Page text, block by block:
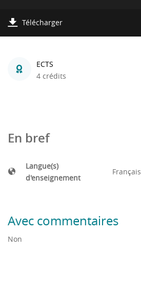
Télécharger
ECTS
4 crédits
En bref
Langue(s)
d'enseignement
Français
Avec commentaires
Non